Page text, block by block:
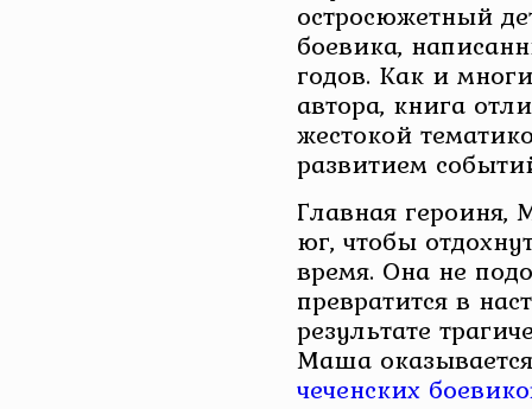
остросюжетный
боевика,
годов. Как и
автора, книга
жестокой
развитием
Главная героиня,
юг, чтобы
время. Она не
превратится в
результате
Маша
чеченских